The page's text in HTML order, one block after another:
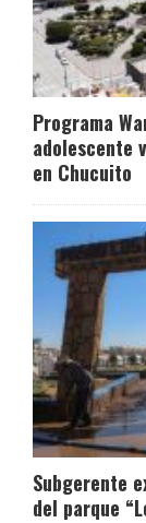
Programa
adolescente
en Chucuito
Subgerente
del parque